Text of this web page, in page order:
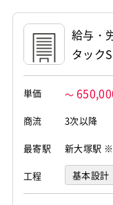
給与・
タック
単価 ～
商流
3次以降
最寄駅 新大塚駅
工程 基本設計